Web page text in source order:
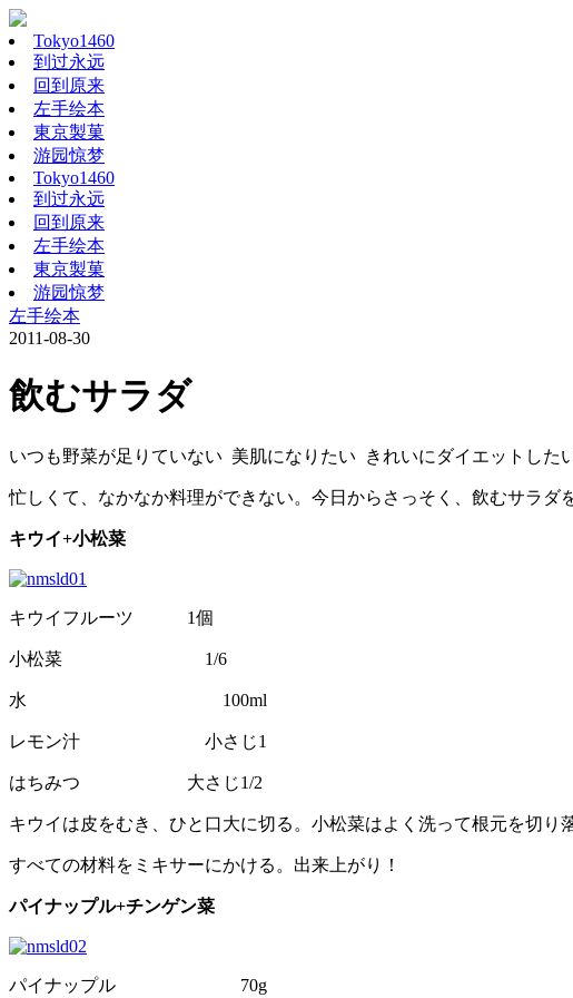
Tokyo1460
到过永远
回到原来
左手绘本
東京製菓
游园惊梦
Tokyo1460
到过永远
回到原来
左手绘本
東京製菓
游园惊梦
左手绘本
2011-08-30
飲むサラダ
いつも野菜が足りていない 美肌になりたい きれいにダイエットした
忙しくて、なかなか料理ができない。今日からさっそく、飲むサラダ
キウイ+小松菜
キウイフルーツ 1個
小松菜 1/6
水 100ml
レモン汁 小さじ1
はちみつ 大さじ1/2
キウイは皮をむき、ひと口大に切る。小松菜はよく洗って根元を切り
すべての材料をミキサーにかける。出来上がり！
パイナップル+チンゲン菜
パイナップル 70g